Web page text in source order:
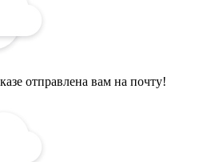
отправлена вам на почту!